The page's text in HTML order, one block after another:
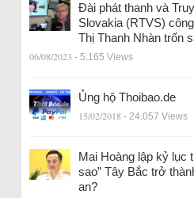
Đài phát thanh và
Slovakia (RTVS)
Thị Thanh Nhàn trốn
06/08/2023 - 5.165 Views
Ủng hộ Thoibao.de
15/02/2018 - 24.057 Views
Mai Hoàng lập kỷ lục
sao” Tây Bắc trở
an?